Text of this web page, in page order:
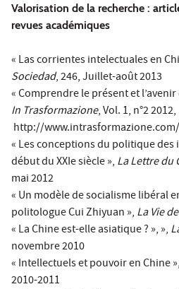
Valorisation de la recherche :
revues académiques
« Las corrientes intelectuales en
Sociedad, 246, Juillet-août 2013
« Comprendre le présent et
In Trasformazione, Vol. 1, n°2 2012,
http://
« Les conceptions du politique
début du XXIe siècle », La Lettre du
mai 2012
« Un modèle de socialisme libéral
politologue Cui Zhiyuan », La Vie
« La Chine est-elle asiatique ? », »,
novembre 2010
« Intellectuels et pouvoir en Chine »,
2010-2011